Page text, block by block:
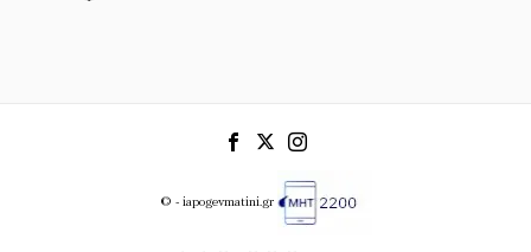
© - iapogevmatini.gr